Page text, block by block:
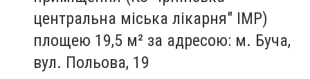
центральна міська лікарня" ІМР)
площею 19,5 м² за адресою: м. Буча,
вул. Польова, 19